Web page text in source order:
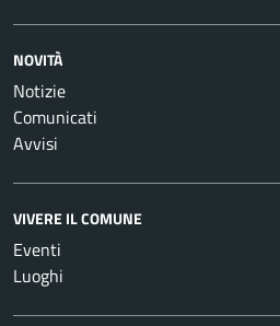
NOVITÀ
Notizie
Comunicati
Avvisi
VIVERE IL COMUNE
Eventi
Luoghi